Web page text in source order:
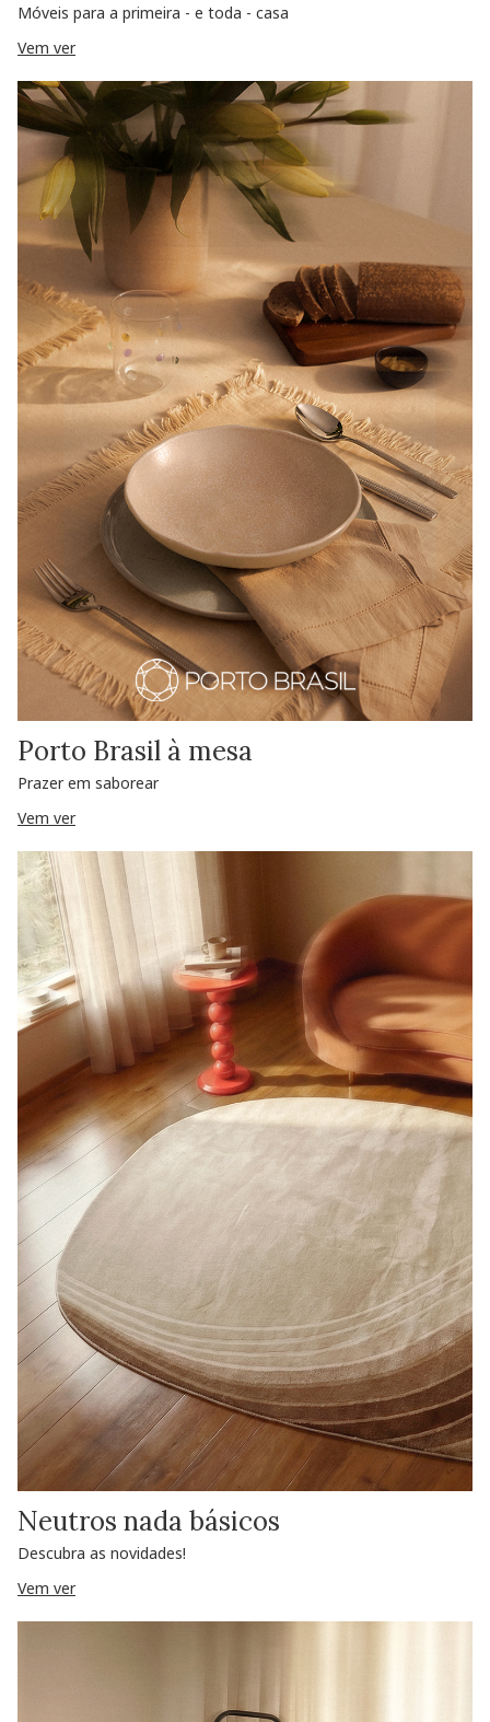
Móveis para a primeira - e toda - casa
Vem ver
Porto Brasil à mesa
Prazer em saborear
Vem ver
Neutros nada básicos
Descubra as novidades!
Vem ver